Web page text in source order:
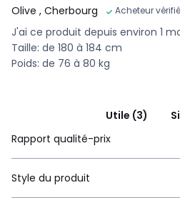
Olive , Cherbourg Acheteur vérifié
J'ai ce produit depuis environ 1
Taille: de 180 à 184 cm
Poids: de 76 à 80 kg
Utile (3)
Rapport qualité-prix
Style du produit